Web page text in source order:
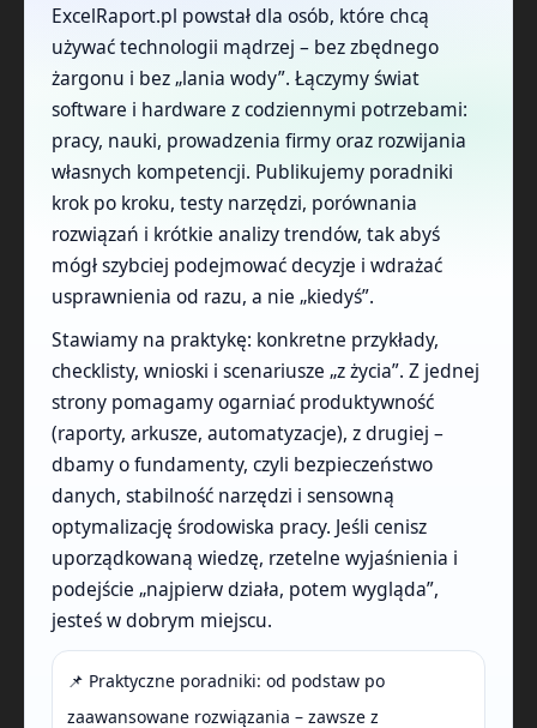
ExcelRaport.pl powstał dla osób, które chcą
używać technologii mądrzej – bez zbędnego
żargonu i bez „lania wody”. Łączymy świat
software i hardware z codziennymi potrzebami:
pracy, nauki, prowadzenia firmy oraz rozwijania
własnych kompetencji. Publikujemy poradniki
krok po kroku, testy narzędzi, porównania
rozwiązań i krótkie analizy trendów, tak abyś
mógł szybciej podejmować decyzje i wdrażać
usprawnienia od razu, a nie „kiedyś”.
Stawiamy na praktykę: konkretne przykłady,
checklisty, wnioski i scenariusze „z życia”. Z jednej
strony pomagamy ogarniać produktywność
(raporty, arkusze, automatyzacje), z drugiej –
dbamy o fundamenty, czyli bezpieczeństwo
danych, stabilność narzędzi i sensowną
optymalizację środowiska pracy. Jeśli cenisz
uporządkowaną wiedzę, rzetelne wyjaśnienia i
podejście „najpierw działa, potem wygląda”,
jesteś w dobrym miejscu.
📌 Praktyczne poradniki: od podstaw po
zaawansowane rozwiązania – zawsze z